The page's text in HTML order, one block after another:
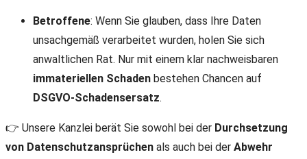
Betroffene: Wenn Sie glauben, dass Ihre Daten
unsachgemäß verarbeitet wurden, holen Sie sich
anwaltlichen Rat. Nur mit einem klar nachweisbaren
immateriellen Schaden bestehen Chancen auf
DSGVO-Schadensersatz.
👉 Unsere Kanzlei berät Sie sowohl bei der Durchsetzung
von Datenschutzansprüchen als auch bei der Abwehr